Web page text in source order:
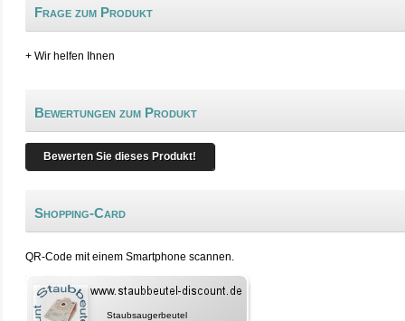
Frage zum Produkt
+ Wir helfen Ihnen
Bewertungen zum Produkt
Bewerten Sie dieses Produkt!
Shopping-Card
QR-Code mit einem Smartphone scannen.
Staubsaugerbeutel